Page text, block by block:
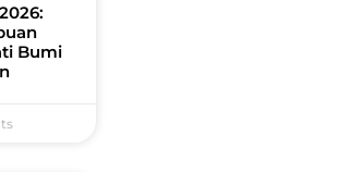
Bumi